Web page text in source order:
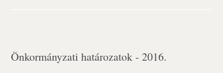
Önkormányzati határozatok - 2016.